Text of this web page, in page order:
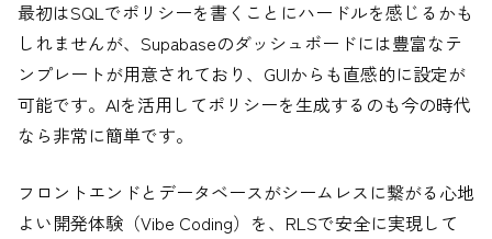
最初はSQLでポリシーを書くことにハードルを感じるかも
しれませんが、Supabaseのダッシュボードには豊富なテ
ンプレートが用意されており、GUIからも直感的に設定が
可能です。AIを活用してポリシーを生成するのも今の時代
なら非常に簡単です。
フロントエンドとデータベースがシームレスに繋がる心地
よい開発体験（Vibe Coding）を、RLSで安全に実現して